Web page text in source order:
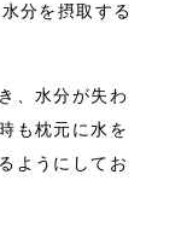
分を摂取する
、水分が失わ
も枕元に水を
ようにしてお